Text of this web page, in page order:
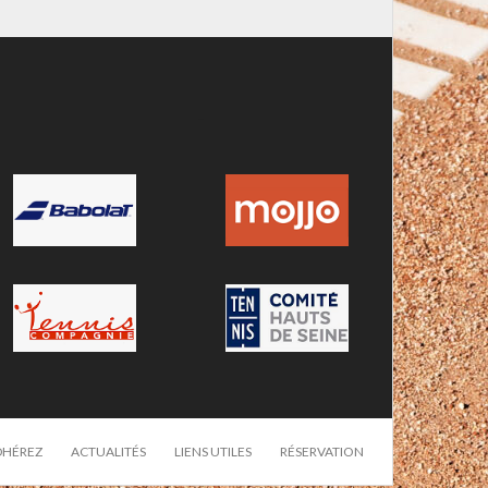
ACTUALITÉS LIENS UTILES RÉSERVATION